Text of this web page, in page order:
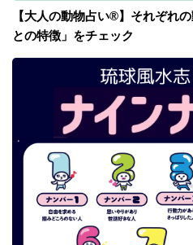
【大人の動物占い®】それぞれ
との特徴」をチェック